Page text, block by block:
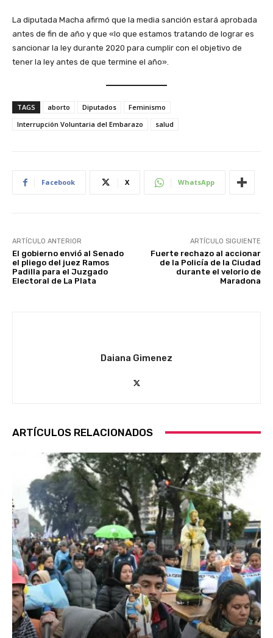
La diputada Macha afirmó que la media sanción estará aprobada
antes de fin de año y que «lo que estamos tratando de lograr es
sancionar la ley durante 2020 para cumplir con el objetivo de
tener la ley antes de que termine el año».
TAGS aborto Diputados
Feminismo
Interrupción Voluntaria del Embarazo
salud
Facebook X WhatsApp
ARTÍCULO ANTERIOR
El gobierno envió al Senado
el pliego del juez Ramos
Padilla para el Juzgado
Electoral de La Plata
ARTÍCULO SIGUIENTE
Fuerte rechazo al accionar
de la Policía de la Ciudad
durante el velorio de
Maradona
Daiana Gimenez
ARTÍCULOS RELACIONADOS